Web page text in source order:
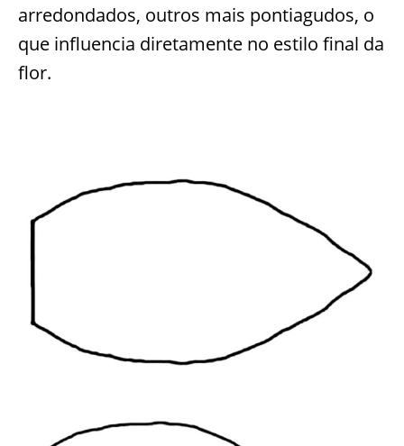
arredondados, outros mais pontiagudos, o
que influencia diretamente no estilo final da
flor.